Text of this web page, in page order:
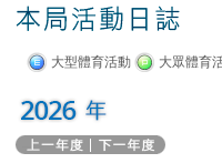
大型體育活動 大眾體育